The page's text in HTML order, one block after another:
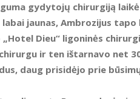
gydytojų chirurgiją
jaunas, Ambrozijus
Dieu“ ligoninės
ir ten ištarnavo net
daug prisidėjo prie